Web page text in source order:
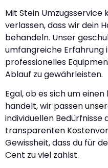
Mit Stein Umzugsservice
verlassen, dass wir dein
behandeln. Unser
umfangreiche Erfahrung
professionelles
Ablauf zu gewährleisten.
Egal, ob es sich um
handelt, wir passen
individuellen Bedürfnisse
transparenten
Gewissheit, dass du für
Cent zu viel zahlst.